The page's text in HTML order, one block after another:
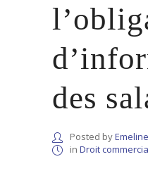
des
Posted by
in Droit